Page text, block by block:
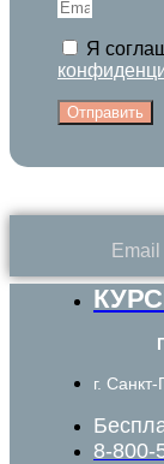
Я
Отправить
Email
г.
8-800-